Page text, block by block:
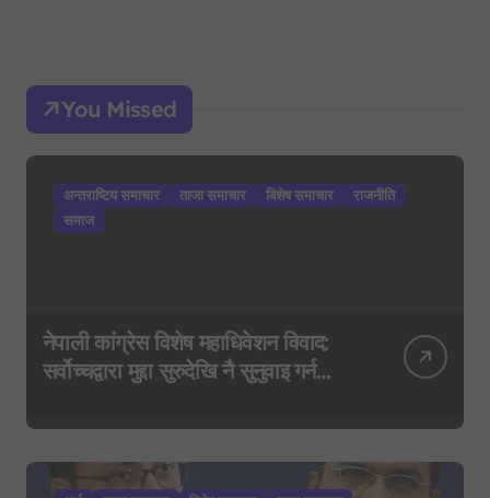
You Missed
अन्तराष्टिय समाचार ताजा समाचार बिशेष समाचार
राजनीति
समाज
नेपाली कांग्रेस विशेष महाधिवेशन विवाद:
सर्वोच्चद्वारा मुद्दा सुरुदेखि नै सुनुवाइ गर्न